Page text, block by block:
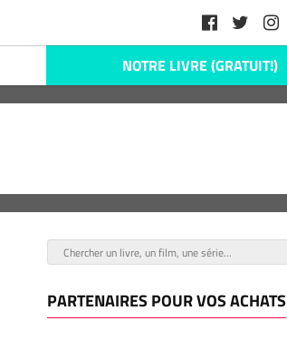
NOTRE LIVRE (GRATUIT!)
PARTENAIRES POUR VOS ACHATS